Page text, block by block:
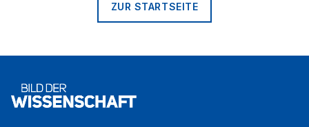
ZUR STARTSEITE